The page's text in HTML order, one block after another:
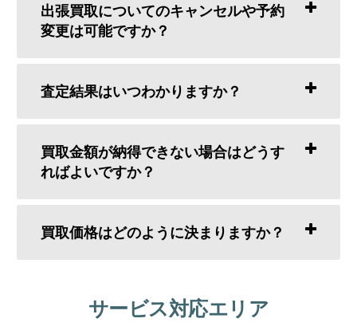
出張買取についてのキャンセルや予約
変更は可能ですか？
査定結果はいつわかりますか？
買取金額が納得できない場合はどうす
ればよいですか？
買取価格はどのように決まりますか？
サービス対応エリア